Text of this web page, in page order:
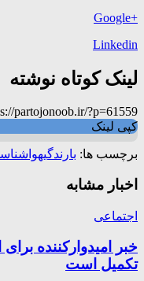
+Google
Linkedin
لینک کوتاه نوشته
partojonoob.ir/?p=61559
کپی لینک
برچسب ها: بارندگی
اخبار مشابه
اجتماعی
خبر امیدوارکننده
تکمیل است